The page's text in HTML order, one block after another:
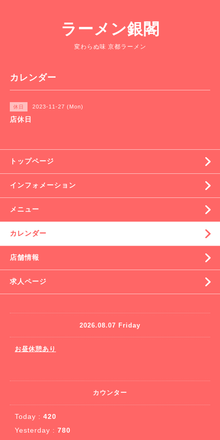
ラーメン銀閣
変わらぬ味 京都ラーメン
カレンダー
休日 2023-11-27 (Mon)
店休日
トップページ
インフォメーション
メニュー
カレンダー
店舗情報
求人ページ
2026.08.07 Friday
お昼休憩あり
カウンター
Today : 420
Yesterday : 780